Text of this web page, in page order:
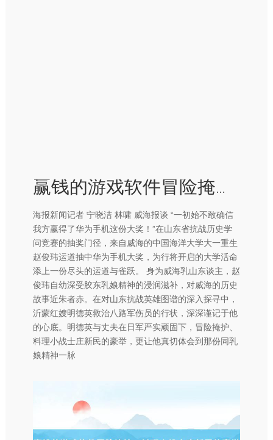
赢钱的游戏软件冒险掩护、料理小战士庄新民的豪举-赢钱的游戏软件·(中国)官方网站
海报新闻记者 宁晓洁 林啸 威海报谈 “一初始不敢确信
我方赢得了华为手机这份大奖！”在山东省抗战历史学
问竞赛的抽奖门径，来自威海的中国海洋大学大一重生
赵俊玮运道抽中华为手机大奖，为行将开启的大学活命
添上一份尽头的运道与雀跃。 身为威海乳山东谈主，赵
俊玮自幼深受胶东乳娘精神的浸润滋补，对威海的历史
故事近朱者赤。在对山东抗战英雄图谱的深入探寻中，
沂蒙红嫂明德英救治八路军伤员的行状，深深谨记于他
的心底。明德英与丈夫在日军严实顽固下，冒险掩护、
料理小战士庄新民的豪举，更让他真切体会到那份同乳
娘精神一脉